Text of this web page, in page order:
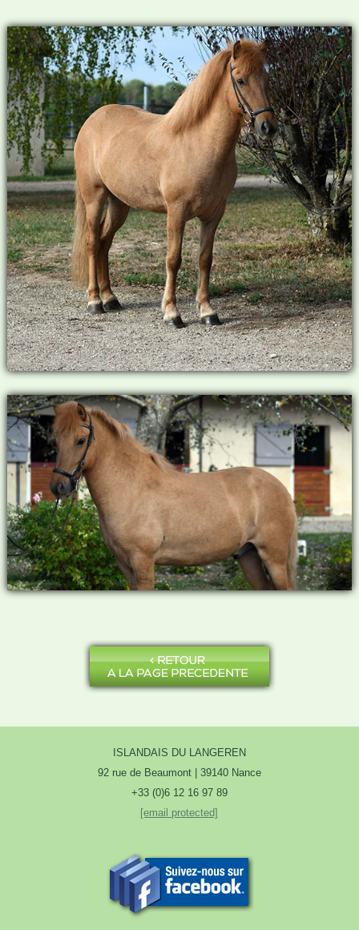
ISLANDAIS DU LANGEREN
92 rue de Beaumont | 39140 Nance
+33 (0)6 12 16 97 89
[email protected]